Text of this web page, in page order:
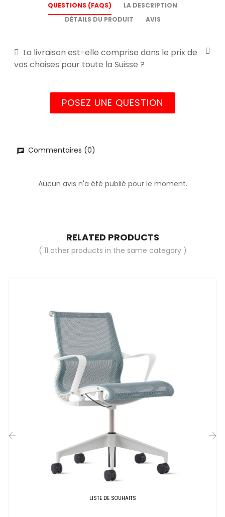
QUESTIONS (FAQS)
LA DESCRIPTION
DÉTAILS DU PRODUIT
AVIS
La livraison est-elle comprise dans le prix de
vos chaises pour toute la Suisse ?
POSEZ UNE QUESTION
Commentaires (0)
Aucun avis n'a été publié pour le moment.
RELATED PRODUCTS
( 11 other products in the same category )
LISTE DE SOUHAITS